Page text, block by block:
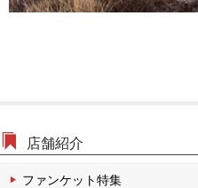
店舗紹介
ファンケット特集